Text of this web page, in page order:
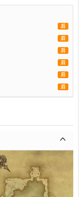
后
后
后
后
后
后